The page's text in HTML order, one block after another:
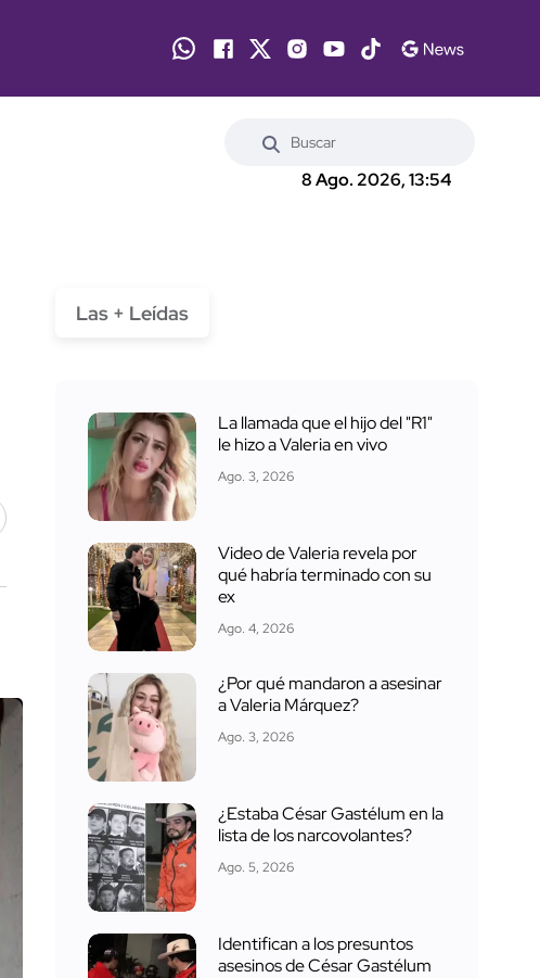
8 Ago. 2026, 13:54
Las + Leídas
La llamada que el hijo del "R1"
le hizo a Valeria en vivo
Ago. 3, 2026
Video de Valeria revela por
qué habría terminado con su
ex
Ago. 4, 2026
¿Por qué mandaron a asesinar
a Valeria Márquez?
Ago. 3, 2026
¿Estaba César Gastélum en la
lista de los narcovolantes?
Ago. 5, 2026
Identifican a los presuntos
asesinos de César Gastélum